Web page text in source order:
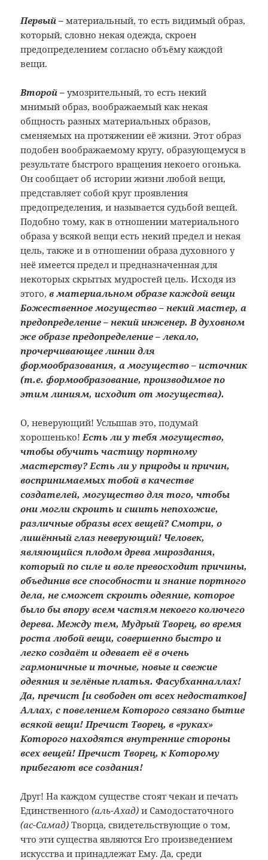
Первый –материальный, то есть видимый образ,
который, словно некая одежда, скроен
предопределением согласно объёму каждой
вещи.
Второй –умозрительный, то есть некий
мнимый образ, воображаемый как некая
общность разных материальных образов,
сменяемых на протяжении её жизни. Этот образ
подобен воображаемому кругу, образующемуся в
результате быстрого вращения некоего огонька.
Он сообщает об истории жизни любой вещи,
представляет собой круг проявления
предопределения, и называется судьбой вещей.
Подобно тому, как в отношении материального
образа у всякой вещи есть некий предел и некая
цель, также и в отношении образа духовного у
неё имеется предел и предназначенная для
некоторых скрытых мудростей цель. Исходя из
этого,в материальном образе каждой вещи
Божественное могущество – некий мастер, а
предопределение – некий инженер. В духовном
же образе предопределение – лекало,
прочерчивающее линии для
формообразования, а могущество – источник
(т.е. формообразование, производимое по
этим линиям, исходит от могущества).
О, неверующий! Услышав это, подумай
хорошенько!Есть ли у тебя могущество,
чтобы обучить частицу портному
мастерству? Есть ли у природы и причин,
воспринимаемых тобой в качестве
создателей, могущество для того, чтобы
они могли скроить и сшить непохожие,
различные образы всех вещей? Смотри, о
лишённый глаз неверующий! Человек,
являющийся плодом древа мироздания,
который по силе и воле превосходит причины,
объединив все способности и знание портного
дела, не сможет скроить одеяние, которое
было бы впору всем частям некоего колючего
дерева. Между тем, Мудрый Творец, во время
роста любой вещи, совершенно быстро и
легко создаёт и одевает её в очень
гармоничные и точные, новые и свежие
одеяния и зелёные платья. Фасубханналлах!
Да, пречист [и свободен от всех недостатков]
Аллах, с повелением Которого связано бытие
всякой вещи! Пречист Творец, в «руках»
Которого находятся внутренние стороны
всех вещей! Пречист Творец, к Которому
прибегают все создания!
Друг! На каждом существе стоят чекан и печать
Единственного(аль-Ахад) и Самодостаточного
(ас-Самад) Творца, свидетельствующие о том,
что эти существа являются Его произведением
искусства и принадлежат Ему. Да, среди